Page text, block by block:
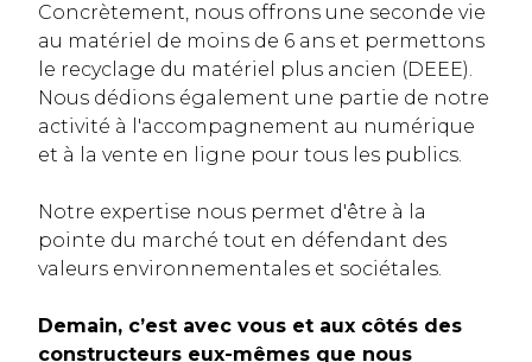
Concrètement, nous offrons une seconde vie
au matériel de moins de 6 ans et permettons
le recyclage du matériel plus ancien (DEEE).
Nous dédions également une partie de notre
activité à l'accompagnement au numérique
et à la vente en ligne pour tous les publics.
Notre expertise nous permet d'être à la
pointe du marché tout en défendant des
valeurs environnementales et sociétales.
Demain, c’est avec vous et aux côtés des
constructeurs eux-mêmes que nous